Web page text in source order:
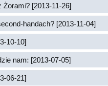
[2013-11-26]
handach? [2013-11-04]
10-10]
nam: [2013-07-05]
06-21]